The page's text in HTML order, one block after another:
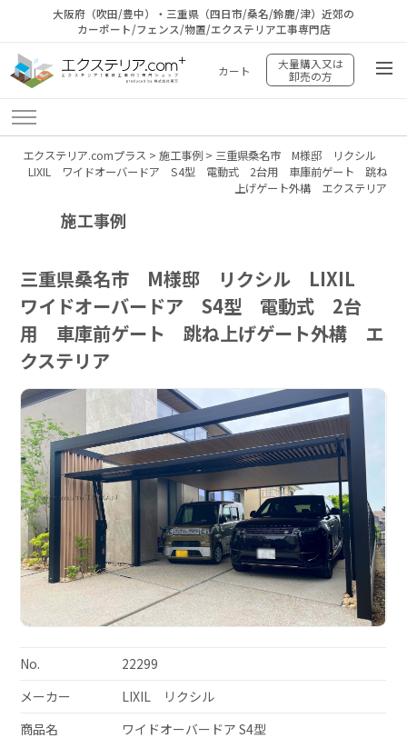
大阪府（吹田/豊中）・三重県（四日市/桑名/鈴鹿/津）近郊の
カーポート/フェンス/物置/エクステリア工事専門店
カート
大量購入又は
卸売の方
エクステリア.comプラス > 施工事例> 三重県桑名市 M様邸 リクシル
LIXIL ワイドオーバードア S4型 電動式 2台用 車庫前ゲート 跳ね
上げゲート外構 エクステリア
施工事例
三重県桑名市 M様邸 リクシル LIXIL
ワイドオーバードア S4型 電動式 2台
用 車庫前ゲート 跳ね上げゲート外構 エ
クステリア
No.
22299
メーカー
LIXIL リクシル
商品名
ワイドオーバードア S4型